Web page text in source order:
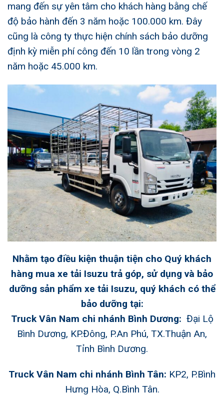
mang đến sự yên tâm cho khách hàng bằng chế
độ bảo hành đến 3 năm hoặc 100.000 km. Đây
cũng là công ty thực hiện chính sách bảo dưỡng
định kỳ miễn phí công đến 10 lần trong vòng 2
năm hoặc 45.000 km.
Nhằm tạo điều kiện thuận tiện cho Quý khách
hàng mua xe tải Isuzu trả góp, sử dụng và bảo
dưỡng sản phẩm xe tải Isuzu, quý khách có thể
bảo dưỡng tại:
Truck Vân Nam chi nhánh Bình Dương: Đại Lộ
Bình Dương, KP.Đông, P.An Phú, TX.Thuận An,
Tỉnh Bình Dương.
Truck Vân Nam chi nhánh Bình Tân: KP2, P.Bình
Hưng Hòa, Q.Bình Tân.